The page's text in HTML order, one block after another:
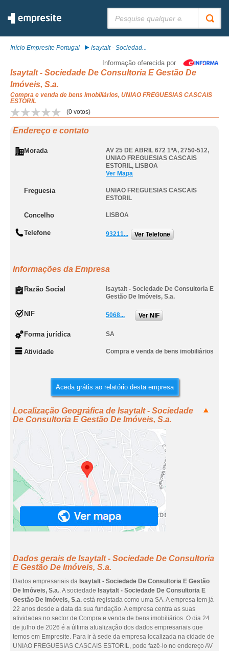
Início Empresite Portugal Isaytalt - Sociedad...
Informação oferecida por
Isaytalt - Sociedade De Consultoria E Gestão De
Imóveis, S.a.
Compra e venda de bens imobiliários, UNIAO FREGUESIAS CASCAIS
ESTORIL
(0 votos)
Endereço e contato
Morada AV 25 DE ABRIL 672 1ºA, 2750-512,
UNIAO FREGUESIAS CASCAIS
ESTORIL, LISBOA
Ver Mapa
Freguesia
UNIAO FREGUESIAS CASCAIS
ESTORIL
Concelho LISBOA
Telefone 93211... Ver Telefone
Informações da Empresa
Razão Social
Isaytalt - Sociedade De Consultoria E
Gestão De Imóveis, S.a.
NIF 5068... Ver NIF
Forma jurídica SA
Atividade Compra e venda de bens imobiliários
Aceda grátis ao relatório desta empresa
Localização Geográfica de Isaytalt - Sociedade
De Consultoria E Gestão De Imóveis, S.a.
Dados gerais de Isaytalt - Sociedade De Consultoria
E Gestão De Imóveis, S.a.
Dados empresariais da Isaytalt - Sociedade De Consultoria E Gestão
De Imóveis, S.a.. A sociedade Isaytalt - Sociedade De Consultoria E
Gestão De Imóveis, S.a. está registada como uma SA. A empresa tem já
22 anos desde a data da sua fundação. A empresa centra as suas
atividades no sector de Compra e venda de bens imobiliários. O dia 24
de julho de 2026 é a última atualização dos dados empresariais que
temos em Empresite. Para ir à sede da empresa localizada na cidade de
UNIAO FREGUESIAS CASCAIS ESTORIL, pode fazê-lo no endereço AV